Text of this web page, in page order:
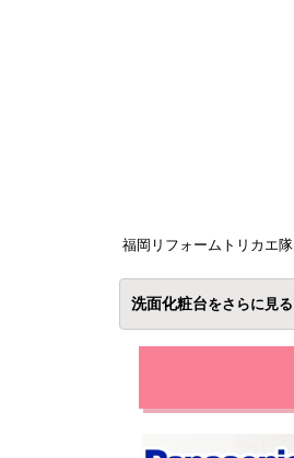
福岡リフォームトリカエ隊
洗面化粧台を